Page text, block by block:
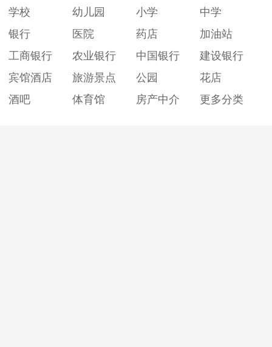
学校
幼儿园 小学
中学
银行
医院 药店
加油站
工商银行
农业银行 中国银行
建设银行
宾馆酒店
旅游景点 公园
花店
酒吧
体育馆 房产中介 更多分类